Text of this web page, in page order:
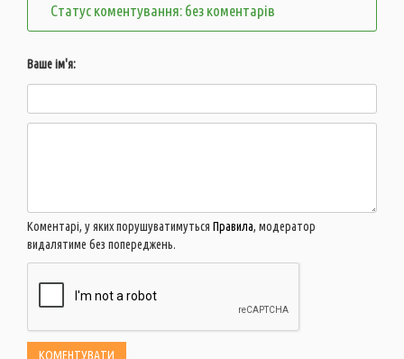
Статус коментування: без коментарів
Ваше ім'я:
Коментарі, у яких порушуватимуться Правила, модератор
видалятиме без попереджень.